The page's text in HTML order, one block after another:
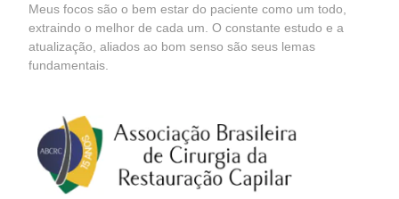
Meus focos são o bem estar do paciente como um todo,
extraindo o melhor de cada um. O constante estudo e a
atualização, aliados ao bom senso são seus lemas
fundamentais.